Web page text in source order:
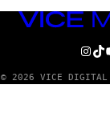
VICE
© 2026 VICE DIGITAL